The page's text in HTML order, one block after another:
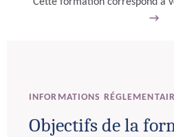
→
INFORMATIONS
Objectifs de la